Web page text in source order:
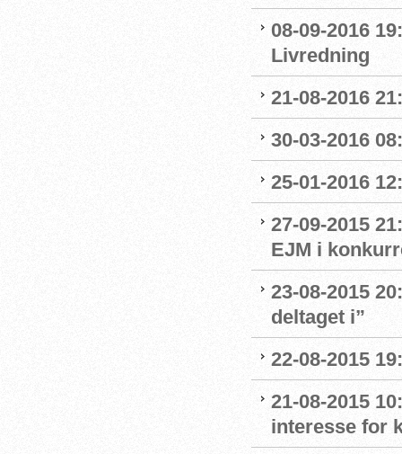
08-09-2016
Livredning
21-08-2016
30-03-2016
25-01-2016
27-09-2015
EJM i
23-08-2015
deltaget i”
22-08-2015
21-08-2015
interesse for